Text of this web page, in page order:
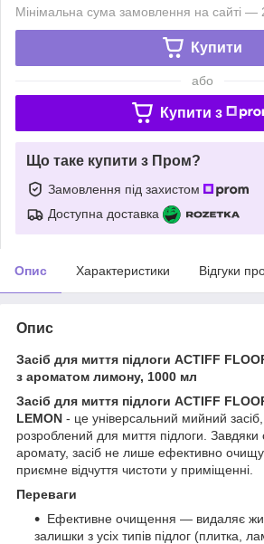
Мінімальна сума замовлення на сайті —
Купити
або
Купити з
Що таке купити з Пром?
Замовлення під захистом
Доступна доставка
Опис Характеристики Відгуки
Опис
Засіб для миття підлоги ACTIFF
з ароматом лимону, 1000 мл
Засіб для миття підлоги ACTIFF
LEMON - це універсальний мийний
розроблений для миття підлоги.
аромату, засіб не лише ефективно
приємне відчуття чистоти у приміщенні.
Переваги
Ефективне очищення — видаляє
залишки з усіх типів підлог (плитка,